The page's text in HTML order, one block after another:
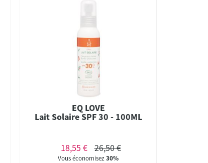
EQ LOVE
Lait Solaire SPF 30 - 100ML
18,55 € 26,50 €
Vous économisez30%